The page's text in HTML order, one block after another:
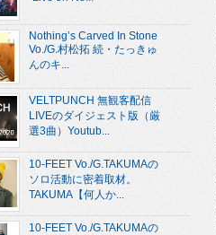
Nothing’s Carved In Stone
Vo./G.村松拓 続・たっきゅ
んのキ...
VELTPUNCH 無観客配信
LIVEのダイジェスト版（厳
選3曲）Youtub...
10-FEET Vo./G.TAKUMAの
ソロ活動に密着取材。
TAKUMA【何人か...
10-FEET Vo./G.TAKUMAの